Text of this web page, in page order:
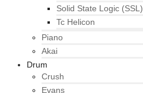
Solid State Logic (SSL)
Tc Helicon
Piano
Akai
Drum
Crush
Evans